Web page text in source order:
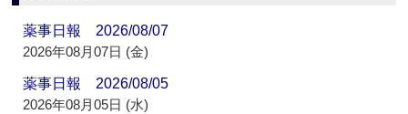
薬事日報 2026/08/07
2026年08月07日 (金)
薬事日報 2026/08/05
2026年08月05日 (水)